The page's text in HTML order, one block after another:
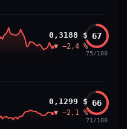
#26
66/100
81
87
71
39
0,3188 $
▼ −2,4 %
67
75/100
83
64
72
52
0,1299 $
▼ −2,1 %
66
71/100